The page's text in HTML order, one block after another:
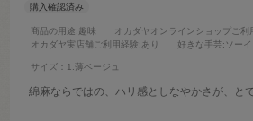
商品の用途:趣味 オカダヤオンラインショップご利
オカダヤ実店舗ご利用経験:あり 好きな手芸:ソー
サイズ：1.薄ベージュ
綿麻ならではの、ハリ感としなやかさが、と